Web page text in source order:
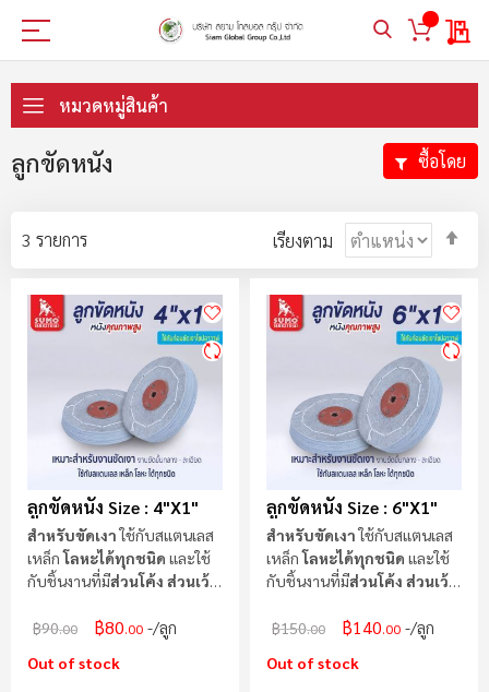
My
ไป
ที่
หมวดหมู่สินค้า
ลูกขัดหนัง
3 รายการ เรียงตาม
ลูกขัดหนัง Size : 4"x1"
สำหรับขัดเงาใช้กับสแตนเลส
เหล็กโลหะได้ทุกชนิด และใช้
กับชิ้นงานที่มีส่วนโค้ง ส่วนเว้า
฿90.00 ฿80.00 /ลูก
Out of stock
ลูกขัดหนัง Size : 6"x1"
สำหรับขัดเงาใช้กับสแตนเลส
เหล็กโลหะได้ทุกชนิด และใช้
กับชิ้นงานที่มีส่วนโค้ง ส่วนเว้า
฿150.00 ฿140.00 /ลูก
Out of stock
ซื้อโดย